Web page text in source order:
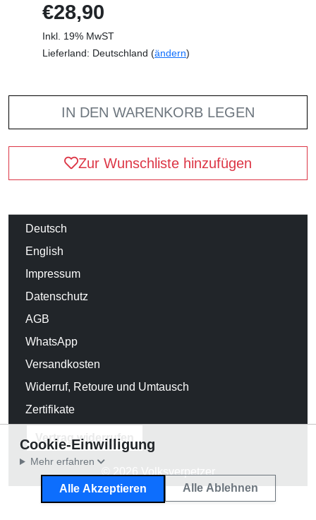
€28,90
Inkl. 19% MwST
Lieferland: Deutschland (ändern)
IN DEN WARENKORB LEGEN
Zur Wunschliste hinzufügen
Deutsch
English
Impressum
Datenschutz
AGB
WhatsApp
Versandkosten
Widerruf, Retoure und Umtausch
Zertifikate
Vertrag widerrufen
© 2026 Volksverpetzer
Cookie-Einwilligung
Mehr erfahren
Alle Akzeptieren Alle Ablehnen